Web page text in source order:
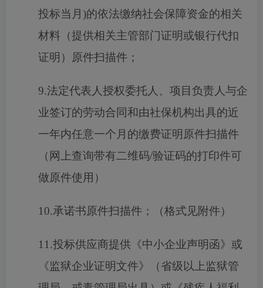
投标当月)的依法缴纳社会保障资金的相关
材料（提供相关主管部门证明或银行代扣
证明）原件扫描件；
9.法定代表人授权委托人、项目负责人与企
业签订的劳动合同和由社保机构出具的近
一年内任意一个月的缴费证明原件扫描件
（网上查询带有二维码/验证码的打印件可
做原件使用）
10.承诺书原件扫描件；（格式见附件）
11.投标供应商提供《中小企业声明函》或
《监狱企业证明文件》（省级以上监狱管